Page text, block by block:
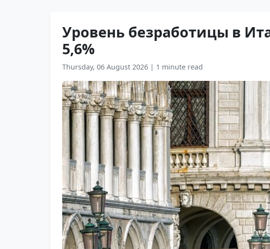
Уровень безработицы в
5,6%
Thursday, 06 August 2026 | 1 minute read